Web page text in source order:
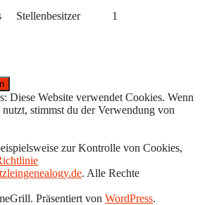
Stellenbesitzer 1
Diese Website verwendet Cookies. Wenn
stimmst du der Verwendung von
zur Kontrolle von Cookies,
. Alle Rechte
Präsentiert von WordPress.